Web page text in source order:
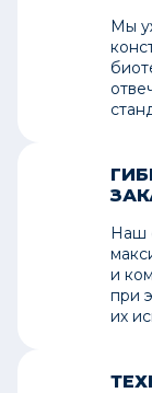
Мы
Наш
и
при
их